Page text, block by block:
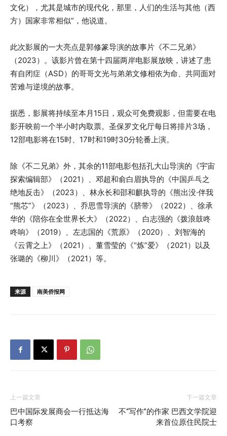
文化），尤其是城市的现代化，那里，人们的生活与其他（西
方）国家非常相似”，他说道。
此次影展的一大亮点是郭修篆导演的故事片《不二兄弟》
（2023）。该影片曾在第十四届两岸电影展放映，讲述了患
有自闭症（ASD）的哥哥文光与弟弟文修相依为命、共同面对
苦难与逆境的故事。
据悉，影展将持续至本月15日，观众可免费观影，但需要在电
影开映前一个半小时内取票。圣保罗文化厅每日将排片3场，
12部电影将在15时、17时和19时30分轮番上演。
除《不二兄弟》外，其余的11部电影包括孔大山导演的《宇宙
探索编辑部》（2021）、邓超和俞白眉执导的《中国乒乓之
绝地反击》（2023）、林永长和邵和麒执导的《熊出没·伴我
“熊芯”》（2023）、乔思雪导演的《脐带》（2022）、徐承
华的《陪你在全世界长大》（2022）、白志强的《拨浪鼓咚
咚响》（2019）、左志国的《荒原》（2020）、刘智海的
《云霄之上》（2021）、董雪莹的《“炼”爱》（2021）以及
张璐的《柳川》（2021）等。
来源 南美侨报网
上一篇文章
巴中国际发展商会一行抵达海
口考察
下一篇文章
不“写作”的作家 巴西文学院迎
来首位原住民院士